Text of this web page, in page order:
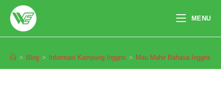
content
MENU
> Blog > Informasi Kampung Inggris > Mau Mahir Bahasa Inggris?